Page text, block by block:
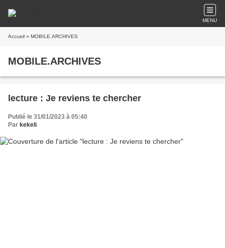
MENU
Accueil » MOBILE.ARCHIVES
MOBILE.ARCHIVES
lecture : Je reviens te chercher
Publié le 31/01/2023 à 05:40
Par kekeli